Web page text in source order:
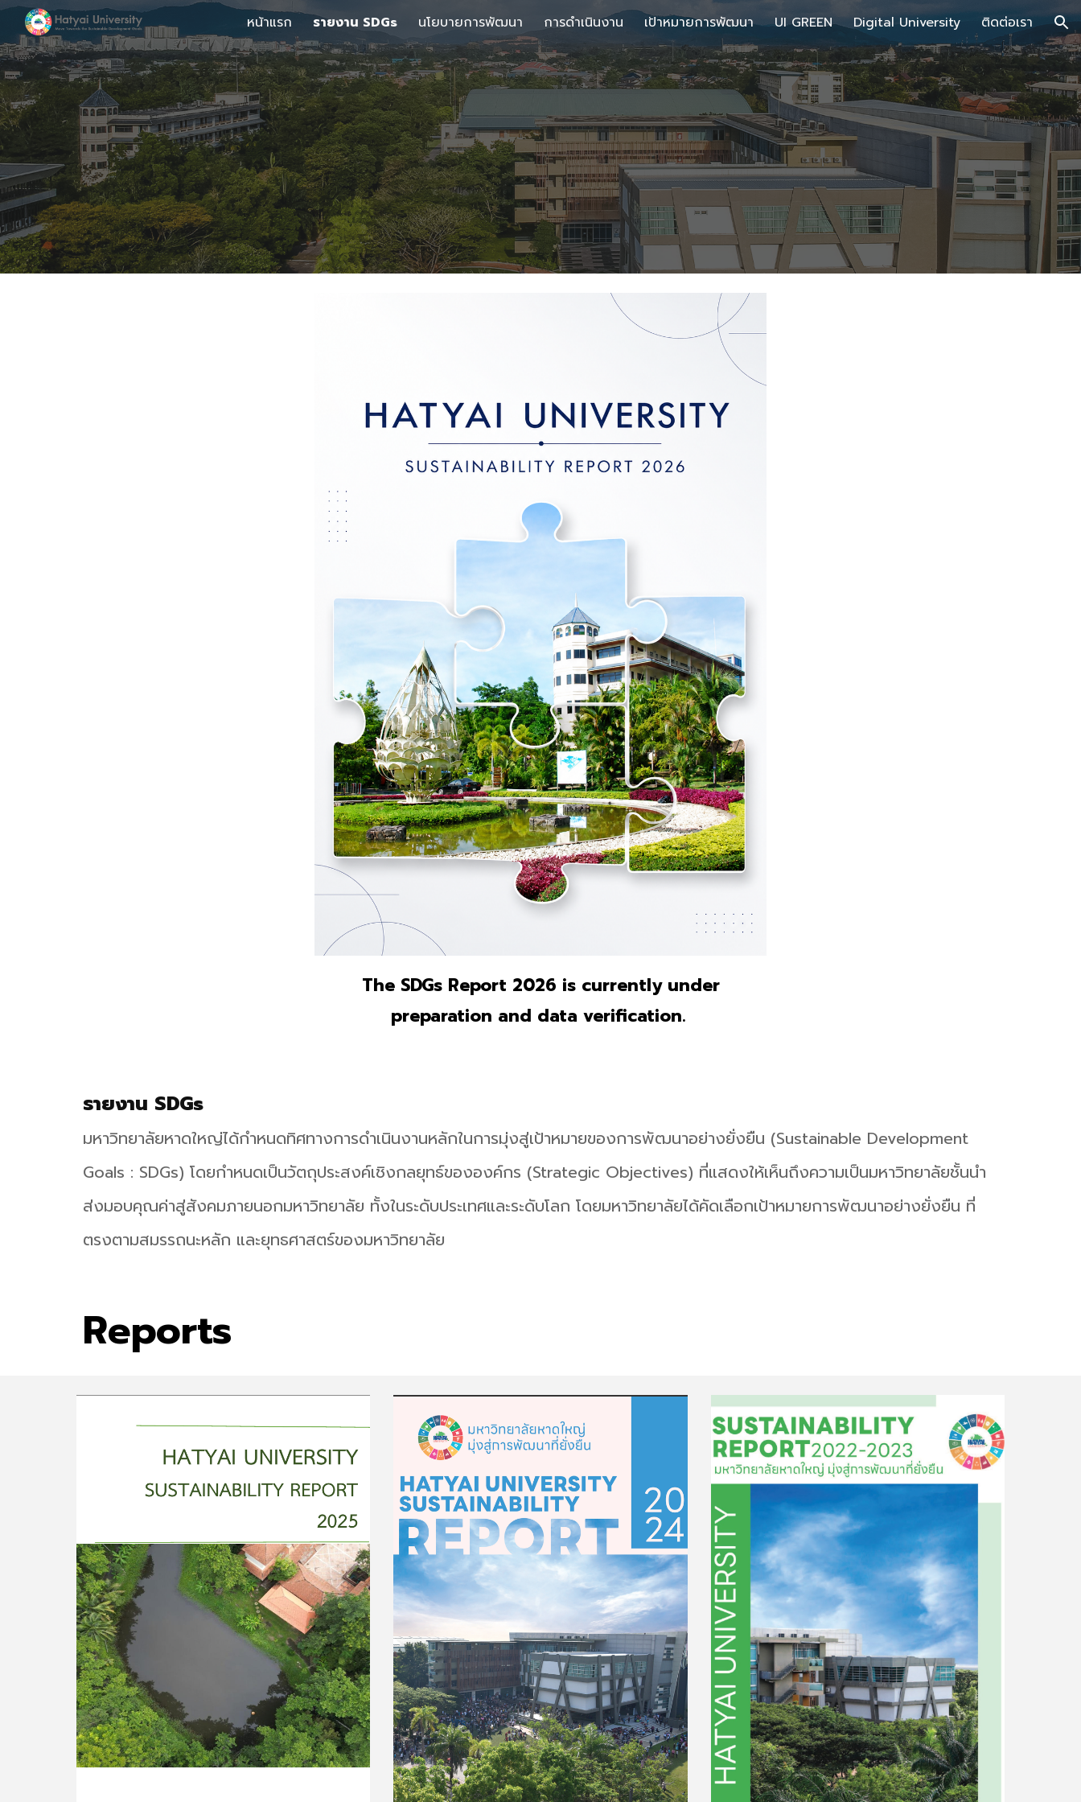
Skip to main content Skip to navigation
หน้าแรก รายงาน SDGs นโยบายการพัฒนา การดำเนินงาน เป้าหมายการพัฒนา UI GREEN Digital University ติดต่อเรา
The SDGs Report 2026 is currently under
preparation and data verification.
รายงาน SDGs
มหาวิทยาลัยหาดใหญ่ได้กำหนดทิศทางการดำเนินงานหลักในการมุ่งสู่เป้าหมายของการพัฒนาอย่างยั่งยืน (Sustainable Development
Goals : SDGs) โดยกำหนดเป็นวัตถุประสงค์เชิงกลยุทธ์ขององค์กร (Strategic Objectives) ที่แสดงให้เห็นถึงความเป็นมหาวิทยาลัยชั้นนำ
ส่งมอบคุณค่าสู่สังคมภายนอกมหาวิทยาลัย ทั้งในระดับประเทศและระดับโลก โดยมหาวิทยาลัยได้คัดเลือกเป้าหมายการพัฒนาอย่างยั่งยืน ที่
ตรงตามสมรรถนะหลัก และยุทธศาสตร์ของมหาวิทยาลัย
Reports